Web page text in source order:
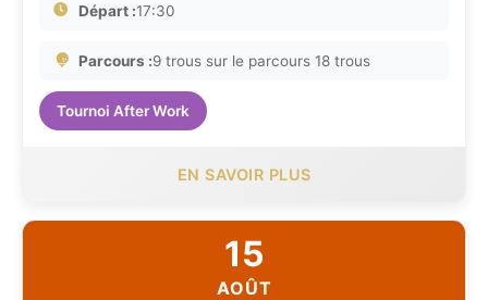
Départ :17:30
Parcours :9 trous sur le parcours 18 trous
Tournoi After Work
EN SAVOIR PLUS
15
AOÛT